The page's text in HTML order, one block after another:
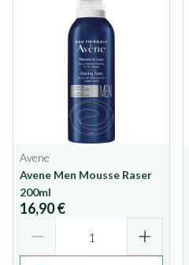
Avene
Avene Men Mousse Raser
200ml
16,90 €